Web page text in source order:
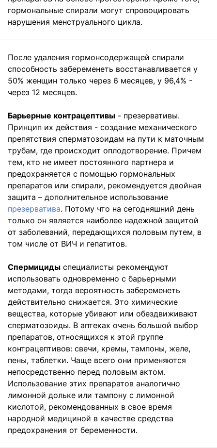
гормональные спирали могут спровоцировать
нарушения менструального цикла.
После удаления гормонсодержащей спирали
способность забеременеть восстанавливается у
50% женщин только через 6 месяцев, у 96,4% -
через 12 месяцев.
Барьерные контрацептивы - презервативы.
Принцип их действия - создание механического
препятствия сперматозоидам на пути к маточным
трубам, где происходит оплодотворение. Причем
тем, кто не имеет постоянного партнера и
предохраняется с помощью гормональных
препаратов или спирали, рекомендуется двойная
защита – дополнительное использование
презерватива. Потому что на сегодняшний день
только он является наиболее надежной защитой
от заболеваний, передающихся половым путем, в
том числе от ВИЧ и гепатитов.
Спермициды специалисты рекомендуют
использовать одновременно с барьерными
методами, тогда вероятность забеременеть
действительно снижается. Это химические
вещества, которые убивают или обездвиживают
сперматозоиды. В аптеках очень большой выбор
препаратов, относящихся к этой группе
контрацептивов: свечи, кремы, тампоны, желе,
пены, таблетки. Чаще всего они применяются
непосредственно перед половым актом.
Использование этих препаратов аналогично
лимонной дольке или тампону с лимонной
кислотой, рекомендованных в свое время
народной медициной в качестве средства
предохранения от беременности.